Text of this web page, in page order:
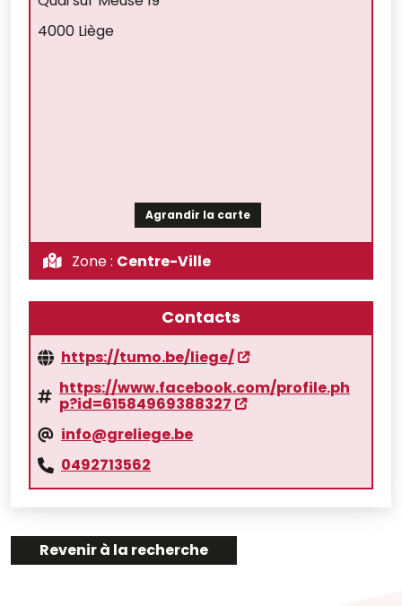
4000 Liège
Agrandir la carte
Zone : Centre-Ville
Contacts
https://tumo.be/liege/
https://www.facebook.com/profile.ph
p?id=61584969388327
info@greliege.be
0492713562
Revenir à la recherche